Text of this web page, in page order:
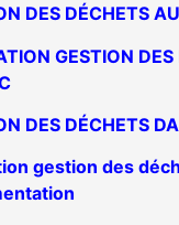
DES DÉCHETS
GESTION
DES DÉCHETS
gestion des